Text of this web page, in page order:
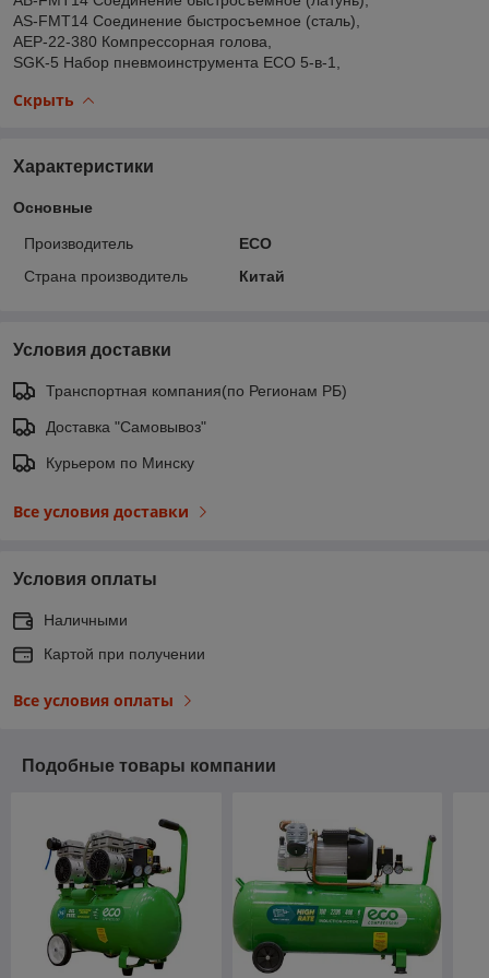
AS-FMT14 Соединение быстросъемное (сталь),
AEP-22-380 Компрессорная голова,
SGK-5 Набор пневмоинструмента ECO 5-в-1,
Скрыть
Характеристики
Основные
Производитель
ECO
Страна производитель
Китай
Условия доставки
Транспортная компания(по Регионам РБ)
Доставка "Самовывоз"
Курьером по Минску
Все условия доставки
Условия оплаты
Наличными
Картой при получении
Все условия оплаты
Подобные товары компании